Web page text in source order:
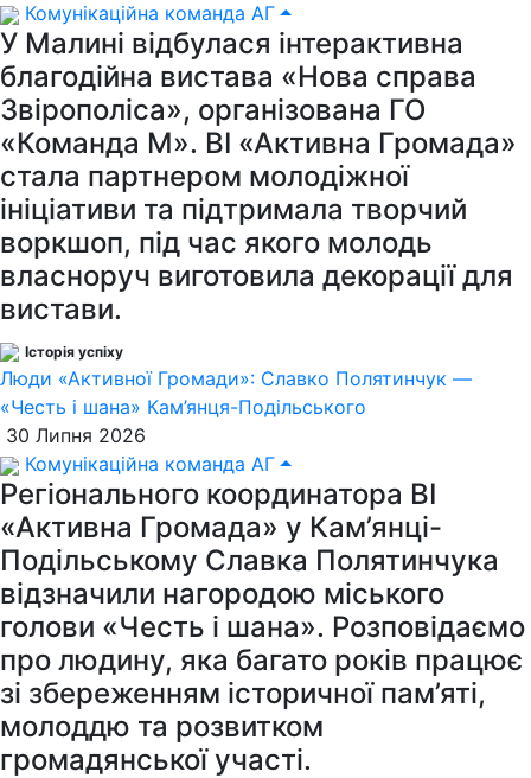
Комунікаційна команда АГ
У Малині відбулася інтерактивна
благодійна вистава «Нова справа
Звірополіса», організована ГО
«Команда М». ВІ «Активна Громада»
стала партнером молодіжної
ініціативи та підтримала творчий
воркшоп, під час якого молодь
власноруч виготовила декорації для
вистави.
Історія успіху
Люди «Активної Громади»: Славко Полятинчук —
«Честь і шана» Кам’янця-Подільського
30 Липня 2026
Комунікаційна команда АГ
Регіонального координатора ВІ
«Активна Громада» у Кам’янці-
Подільському Славка Полятинчука
відзначили нагородою міського
голови «Честь і шана». Розповідаємо
про людину, яка багато років працює
зі збереженням історичної пам’яті,
молоддю та розвитком
громадянської участі.